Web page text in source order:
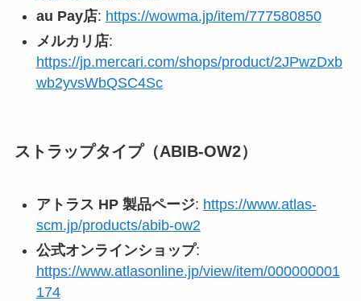
au Pay店: https://wowma.jp/item/777580850
メルカリ店:
https://jp.mercari.com/shops/product/2JPwzDxb
wb2yvsWbQSC4Sc
ストラップタイプ（ABIB-OW2）
アトラス HP 製品ページ: https://www.atlas-
scm.jp/products/abib-ow2
公式オンラインショップ:
https://www.atlasonline.jp/view/item/000000001
174